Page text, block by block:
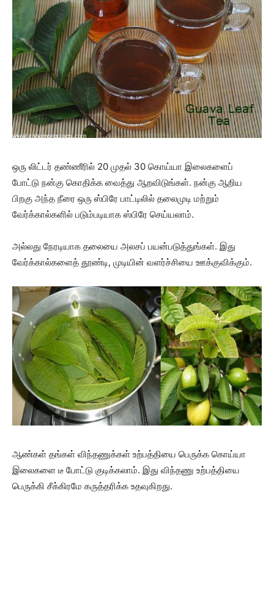
ஒரு லிட்டர் தண்ணீரில் 20 முதல் 30 கொய்யா இலைகளைப்
போட்டு நன்கு கொதிக்க வைத்து ஆறவிடுங்கள். நன்கு ஆறிய
பிறகு அந்த நீரை ஒரு ஸ்பிரே பாட்டிலில் தலைமுடி மற்றும்
வேர்க்கால்களில் படும்படியாக ஸ்பிரே செய்யலாம்.
அல்லது நேரடியாக தலையை அலசப் பயன்படுத்துங்கள். இது
வேர்க்கால்களைத் தூண்டி, முடியின் வளர்ச்சியை ஊக்குவிக்கும்.
ஆண்கள் தங்கள் விந்தணுக்கள் உற்பத்தியை பெருக்க கொய்யா
இலைகளை டீ போட்டு குடிக்கலாம். இது விந்தணு உற்பத்தியை
பெருக்கி சீக்கிரமே கருத்தரிக்க உதவுகிறது.